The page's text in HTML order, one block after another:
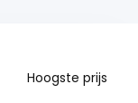
Hoogste prijs